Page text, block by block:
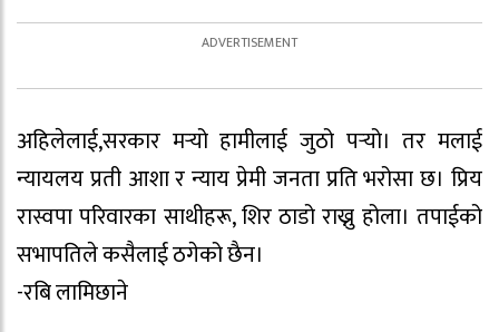
अहिलेलाई,सरकार मर्‍यो हामीलाई जुठो पर्‍यो। तर मलाई
न्यायलय प्रती आशा र न्याय प्रेमी जनता प्रति भरोसा छ। प्रिय
रास्वपा परिवारका साथीहरू, शिर ठाडो राख्नु होला। तपाईको
सभापतिले कसैलाई ठगेको छैन।
-रबि लामिछाने